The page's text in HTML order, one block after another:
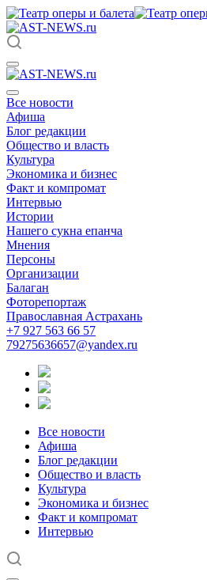
Все новости
Афиша
Блог редакции
Общество и власть
Культура
Экономика и бизнес
Факт и компромат
Интервью
Истории
Нашего сукна епанча
Мнения
Персоны
Организации
Балаган
Фоторепортаж
Православная Астрахань
+7 927 563 66 57
79275636657@yandex.ru
Все новости
Афиша
Блог редакции
Общество и власть
Культура
Экономика и бизнес
Факт и компромат
Интервью